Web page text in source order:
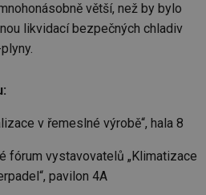
větší, než by bylo
likvidací bezpečných chladiv
v řemeslné výrobě“, hala 8
fórum vystavovatelů „Klimatizace
pavilon 4A